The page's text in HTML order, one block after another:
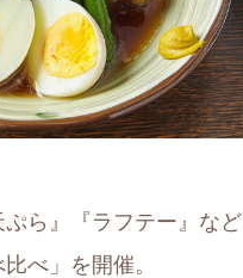
ら』『ラフテー』など
べ」を開催。